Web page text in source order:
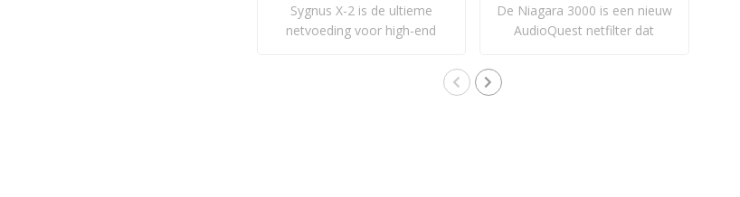
Sygnus X-2 is de ultieme
netvoeding voor high-end
De Niagara 3000 is een nieuw
AudioQuest netfilter dat